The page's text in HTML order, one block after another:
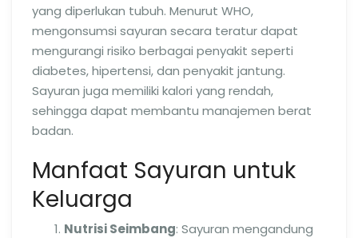
yang diperlukan tubuh. Menurut WHO,
mengonsumsi sayuran secara teratur dapat
mengurangi risiko berbagai penyakit seperti
diabetes, hipertensi, dan penyakit jantung.
Sayuran juga memiliki kalori yang rendah,
sehingga dapat membantu manajemen berat
badan.
Manfaat Sayuran untuk
Keluarga
Nutrisi Seimbang: Sayuran mengandung